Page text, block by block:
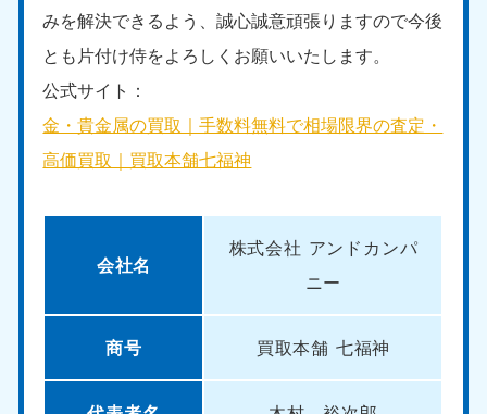
みを解決できるよう、誠心誠意頑張りますので今後
とも片付け侍をよろしくお願いいたします。
公式サイト：
金・貴金属の買取｜手数料無料で相場限界の査定・
高価買取｜買取本舗七福神
会社名
株式会社 アンドカンパ
ニー
商号 買取本舗 七福神